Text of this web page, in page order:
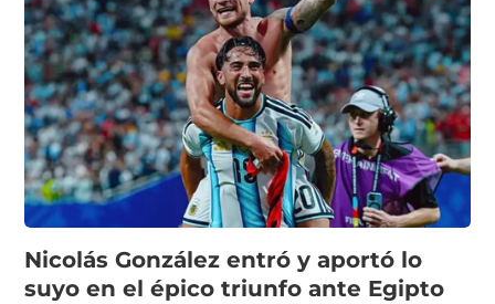
Nicolás González entró y aportó lo
suyo en el épico triunfo ante Egipto